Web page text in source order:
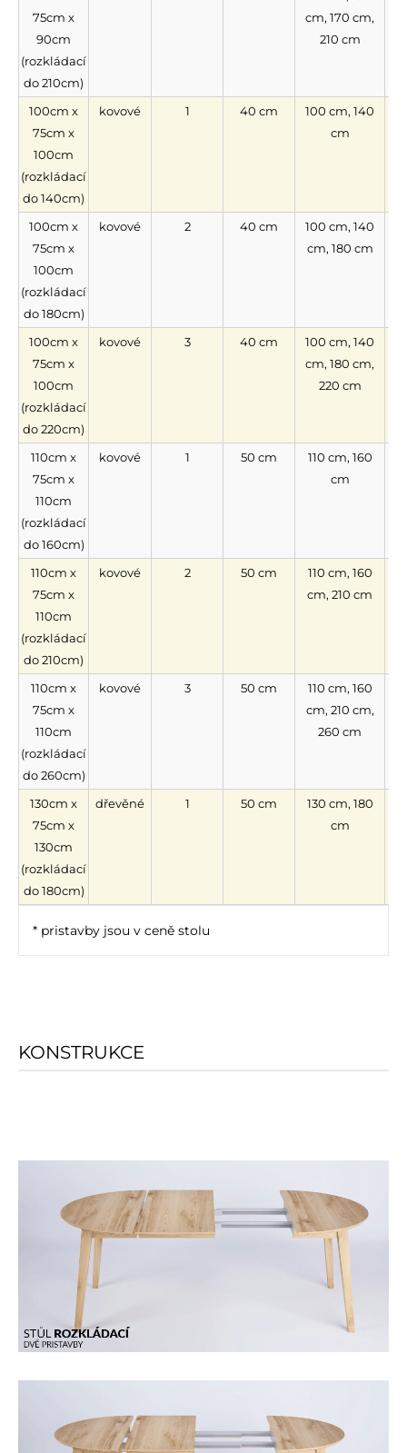
75cm x
90cm
(rozkládací
do 210cm)
cm, 170 cm,
210 cm
100cm x
75cm x
100cm
(rozkládací
do 140cm)
kovové 1 40 cm
100 cm, 140
cm
100cm x
75cm x
100cm
(rozkládací
do 180cm)
kovové 2 40 cm
100 cm, 140
cm, 180 cm
100cm x
75cm x
100cm
(rozkládací
do 220cm)
kovové 3 40 cm
100 cm, 140
cm, 180 cm,
220 cm
110cm x
75cm x
110cm
(rozkládací
do 160cm)
kovové 1 50 cm
110 cm, 160
cm
110cm x
75cm x
110cm
(rozkládací
do 210cm)
kovové 2 50 cm
110 cm, 160
cm, 210 cm
110cm x
75cm x
110cm
(rozkládací
do 260cm)
kovové 3 50 cm
110 cm, 160
cm, 210 cm,
260 cm
130cm x
75cm x
130cm
(rozkládací
do 180cm)
dřevěné 1 50 cm
130 cm, 180
cm
* pristavby jsou v ceně stolu
KONSTRUKCE